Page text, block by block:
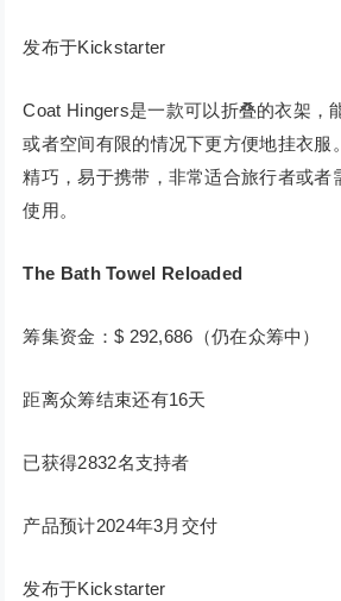
发布于Kickstarter
Coat Hingers是一款可以折叠的衣架，
或者空间有限的情况下更方便地挂衣服
精巧，易于携带，非常适合旅行者或者
使用。
The Bath Towel Reloaded
筹集资金：$ 292,686（仍在众筹中）
距离众筹结束还有16天
已获得2832名支持者
产品预计2024年3月交付
发布于Kickstarter